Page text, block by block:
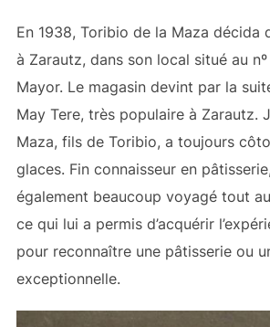
En 1938, Toribio de la Maza décida
à Zarautz, dans son local situé au
Mayor. Le magasin devint par la
May Tere, très populaire à Zarautz.
Maza, fils de Toribio, a toujours
glaces. Fin connaisseur en
également beaucoup voyagé tout
ce qui lui a permis d’acquérir
pour reconnaître une pâtisserie ou
exceptionnelle.